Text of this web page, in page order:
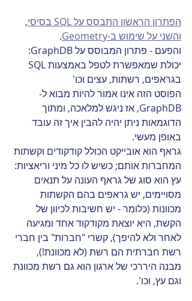
הפתרון הראשון התבסס על SQL בסיסי
,
והשני על שימוש ב-Geometry
.
והפעם - פתרון המבוסס על GraphDB:
בגראפים, רשתות, עצים וכו'
הפוסט הזה אינו אמור להיות מבוא ל-
GraphDB, אז ניגש למלאכה, ומתוך
הדוגמאות ניתן יהיה להבין איך זה עובד
באופן מעשי.
גראף הוא אובייקט הכולל קודקודים וקשתות
המחברות אותם; כשיש לו כל מיני וריאציות:
עץ הוא סוג של גראף העונה על תנאים
מסויימים, יש גראפים בהם הקשתות
מכוונות (כלומר - יש חשיבות לכיוון של
הקשת, היא יוצאת מקודקוד אחד ומגיעה
לאחר ולא להיפך), קשרי "חברות" בין חברי
רשת חברתית הם רשת (לא מכוונת!),
מבנה היררכי של ארגון הוא גם רשת מכוונת
וגם עץ, וכו'.